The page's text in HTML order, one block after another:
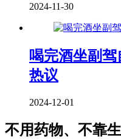
2024-11-30
喝完酒坐副
热议
2024-12-01
不用药物、不靠